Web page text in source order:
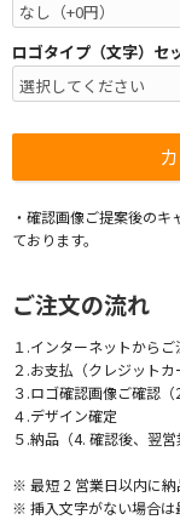
ロゴタイプ（文字）セ
・確認画像ご提案後の
ております。
ご注文の流れ
１.インターネットからご
２.お支払（クレジットカ
３.ロゴ確認画像ご確認
４.デザイン確定
５.納品（4. 確認後、翌営
※ 最短 2 営業日以内に納
※ 挿入文字がない場合は